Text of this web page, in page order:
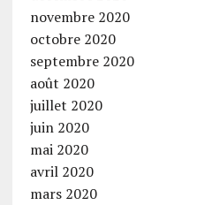
novembre 2020
octobre 2020
septembre 2020
août 2020
juillet 2020
juin 2020
mai 2020
avril 2020
mars 2020